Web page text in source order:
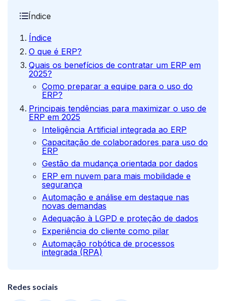
Índice
Índice
O que é ERP?
Quais os benefícios de contratar um ERP em
2025?
Como preparar a equipe para o uso do
ERP?
Principais tendências para maximizar o uso de
ERP em 2025
Inteligência Artificial integrada ao ERP
Capacitação de colaboradores para uso do
ERP
Gestão da mudança orientada por dados
ERP em nuvem para mais mobilidade e
segurança
Automação e análise em destaque nas
novas demandas
Adequação à LGPD e proteção de dados
Experiência do cliente como pilar
Automação robótica de processos
integrada (RPA)
Conclusão
Redes sociais